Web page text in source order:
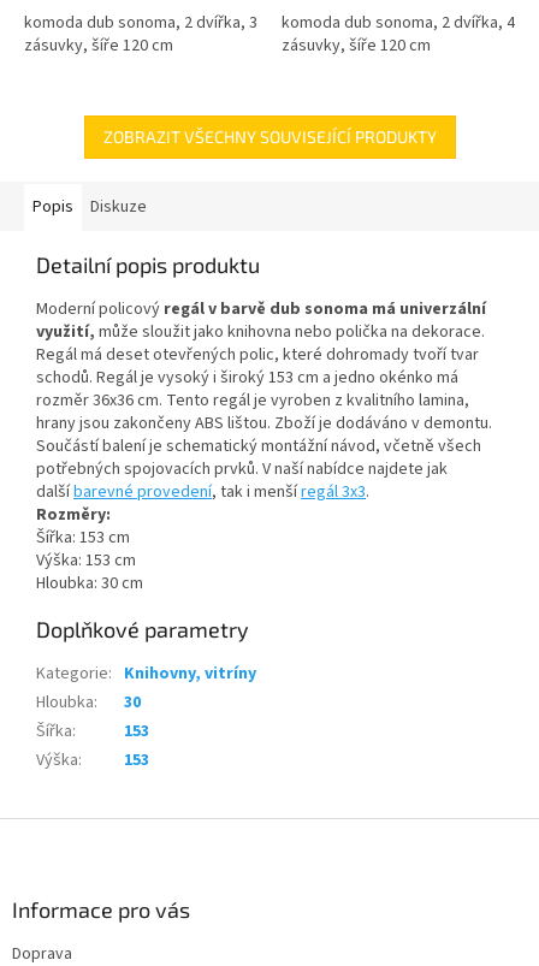
komoda dub sonoma, 2 dvířka, 3
zásuvky, šíře 120 cm
komoda dub sonoma, 2 dvířka, 4
zásuvky, šíře 120 cm
ZOBRAZIT VŠECHNY SOUVISEJÍCÍ PRODUKTY
Popis Diskuze
Detailní popis produktu
Moderní policový regál v barvě dub sonoma má univerzální
využití, může sloužit jako knihovna nebo polička na dekorace.
Regál má deset otevřených polic, které dohromady tvoří tvar
schodů. Regál je vysoký i široký 153 cm a jedno okénko má
rozměr 36x36 cm. Tento regál je vyroben z kvalitního lamina,
hrany jsou zakončeny ABS lištou. Zbožíje dodáváno v demontu.
Součástí balení je schematický montážní návod, včetně všech
potřebných spojovacích prvků. V naší nabídce najdete jak
dalšíbarevné provedení, tak i menšíregál 3x3.
Rozměry:
Šířka: 153 cm
Výška: 153 cm
Hloubka: 30 cm
Doplňkové parametry
Kategorie: Knihovny, vitríny
Hloubka:
30
Šířka:
153
Výška: 153
Informace pro vás
Doprava